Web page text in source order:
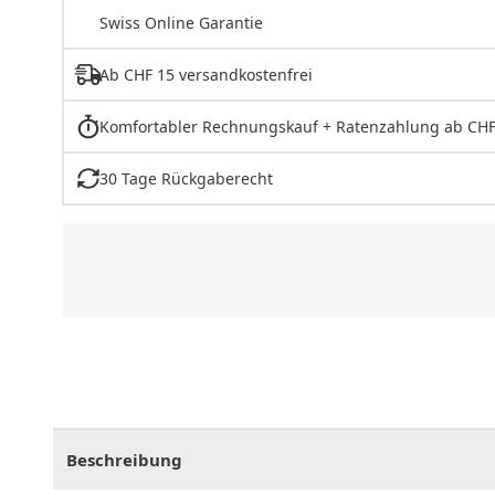
Swiss Online Garantie
Ab CHF 15 versandkostenfrei
Komfortabler Rechnungskauf + Ratenzahlung ab
30 Tage Rückgaberecht
Beschreibung